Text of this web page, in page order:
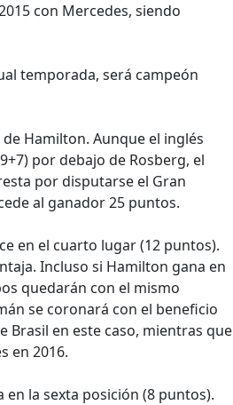
con Mercedes, siendo
temporada, será campeón
Hamilton. Aunque el inglés
por debajo de Rosberg, el
por disputarse el Gran
al ganador 25 puntos.
en el cuarto lugar (12 puntos).
Incluso si Hamilton gana en
quedarán con el mismo
se coronará con el beneficio
Brasil en este caso, mientras que
en 2016.
la sexta posición (8 puntos).